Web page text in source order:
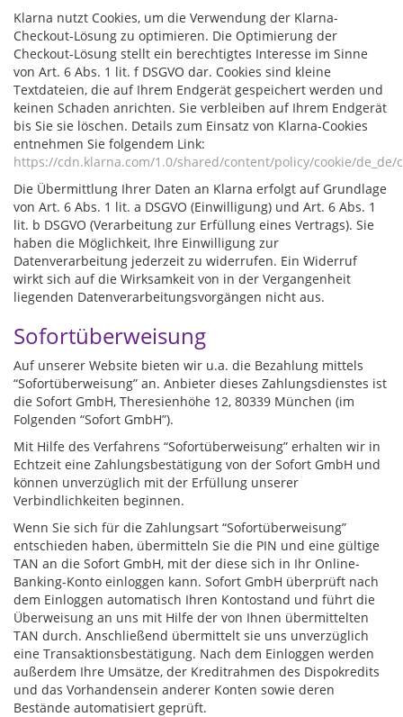
Klarna nutzt Cookies, um die Verwendung der Klarna-
Checkout-Lösung zu optimieren. Die Optimierung der
Checkout-Lösung stellt ein berechtigtes Interesse im Sinne
von Art. 6 Abs. 1 lit. f DSGVO dar. Cookies sind kleine
Textdateien, die auf Ihrem Endgerät gespeichert werden und
keinen Schaden anrichten. Sie verbleiben auf Ihrem Endgerät
bis Sie sie löschen. Details zum Einsatz von Klarna-Cookies
entnehmen Sie folgendem Link:
https://cdn.klarna.com/1.0/shared/content/policy/cookie/de_de/
Die Übermittlung Ihrer Daten an Klarna erfolgt auf Grundlage
von Art. 6 Abs. 1 lit. a DSGVO (Einwilligung) und Art. 6 Abs. 1
lit. b DSGVO (Verarbeitung zur Erfüllung eines Vertrags). Sie
haben die Möglichkeit, Ihre Einwilligung zur
Datenverarbeitung jederzeit zu widerrufen. Ein Widerruf
wirkt sich auf die Wirksamkeit von in der Vergangenheit
liegenden Datenverarbeitungsvorgängen nicht aus.
Sofortüberweisung
Auf unserer Website bieten wir u.a. die Bezahlung mittels
“Sofortüberweisung” an. Anbieter dieses Zahlungsdienstes ist
die Sofort GmbH, Theresienhöhe 12, 80339 München (im
Folgenden “Sofort GmbH”).
Mit Hilfe des Verfahrens “Sofortüberweisung” erhalten wir in
Echtzeit eine Zahlungsbestätigung von der Sofort GmbH und
können unverzüglich mit der Erfüllung unserer
Verbindlichkeiten beginnen.
Wenn Sie sich für die Zahlungsart “Sofortüberweisung”
entschieden haben, übermitteln Sie die PIN und eine gültige
TAN an die Sofort GmbH, mit der diese sich in Ihr Online-
Banking-Konto einloggen kann. Sofort GmbH überprüft nach
dem Einloggen automatisch Ihren Kontostand und führt die
Überweisung an uns mit Hilfe der von Ihnen übermittelten
TAN durch. Anschließend übermittelt sie uns unverzüglich
eine Transaktionsbestätigung. Nach dem Einloggen werden
außerdem Ihre Umsätze, der Kreditrahmen des Dispokredits
und das Vorhandensein anderer Konten sowie deren
Bestände automatisiert geprüft.